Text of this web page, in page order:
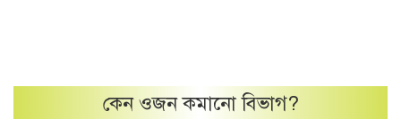
কেনওজন কমানোবিভাগ?